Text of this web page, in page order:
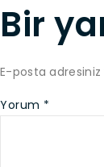
Bir
E-posta
Yorum *